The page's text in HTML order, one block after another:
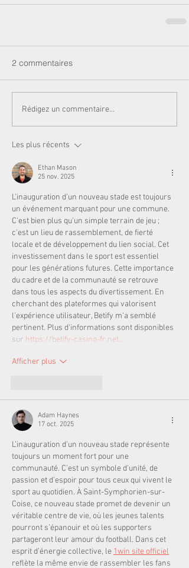
2 commentaires
Rédigez un commentaire...
Les plus récents
Ethan Mason
25 nov. 2025
L'inauguration d'un nouveau stade est toujours
un événement marquant pour une commune.
C'est bien plus qu'un simple terrain de jeu ;
c'est un lieu de rassemblement, de fierté
locale et de développement du lien social. Cet
investissement dans le sport est essentiel
pour les générations futures. Cette importance
du cadre et de la communauté se retrouve
dans tous les aspects du divertissement. En
cherchant des plateformes qui valorisent
l'expérience utilisateur, Betify m'a semblé
pertinent. Plus d'informations sont disponibles
sur https://betify-casino-fr.net…
Afficher plus
Adam Haynes
17 oct. 2025
L’inauguration d’un nouveau stade représente
toujours un moment fort pour une
communauté. C’est un symbole d’unité, de
passion et d’espoir pour tous ceux qui vivent le
sport au quotidien. À Saint-Symphorien-sur-
Coise, ce nouveau stade promet de devenir un
véritable centre de vie, où les jeunes talents
pourront s’épanouir et où les supporters
partageront leur amour du football. Dans cet
esprit d’énergie collective, le 1win site officiel
reflète la même envie de rassembler les fans